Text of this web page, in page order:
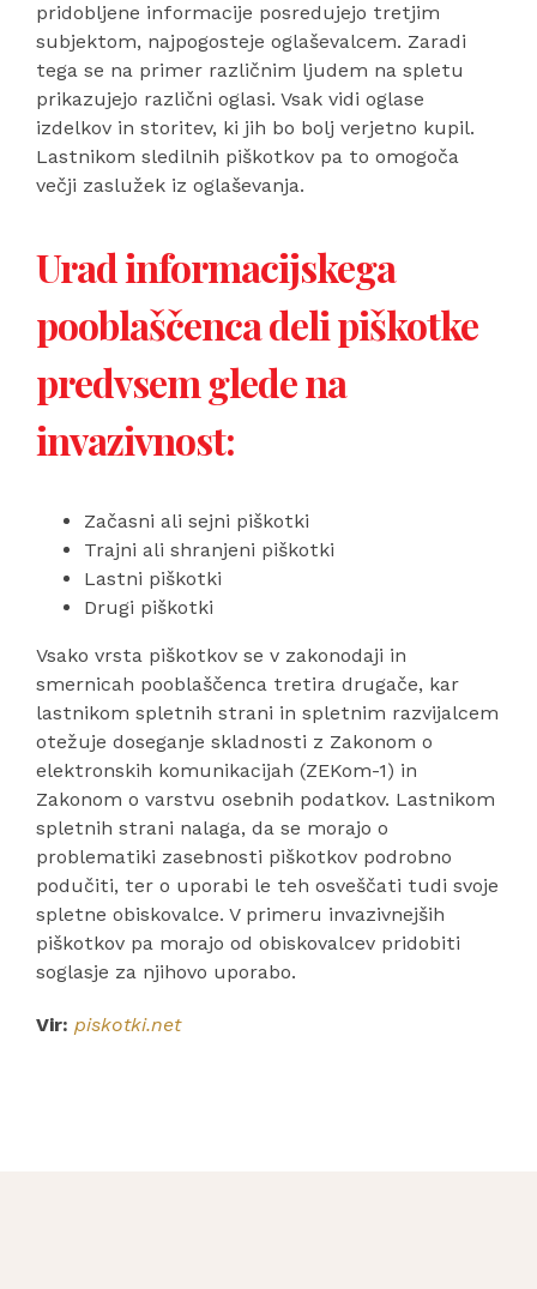
pridobljene informacije posredujejo tretjim
subjektom, najpogosteje oglaševalcem. Zaradi
tega se na primer različnim ljudem na spletu
prikazujejo različni oglasi. Vsak vidi oglase
izdelkov in storitev, ki jih bo bolj verjetno kupil.
Lastnikom sledilnih piškotkov pa to omogoča
večji zaslužek iz oglaševanja.
Urad informacijskega
pooblaščenca deli piškotke
predvsem glede na
invazivnost:
Začasni ali sejni piškotki
Trajni ali shranjeni piškotki
Lastni piškotki
Drugi piškotki
Vsako vrsta piškotkov se v zakonodaji in
smernicah pooblaščenca tretira drugače, kar
lastnikom spletnih strani in spletnim razvijalcem
otežuje doseganje skladnosti z Zakonom o
elektronskih komunikacijah (ZEKom-1) in
Zakonom o varstvu osebnih podatkov. Lastnikom
spletnih strani nalaga, da se morajo o
problematiki zasebnosti piškotkov podrobno
podučiti, ter o uporabi le teh osveščati tudi svoje
spletne obiskovalce. V primeru invazivnejših
piškotkov pa morajo od obiskovalcev pridobiti
soglasje za njihovo uporabo.
Vir: piskotki.net